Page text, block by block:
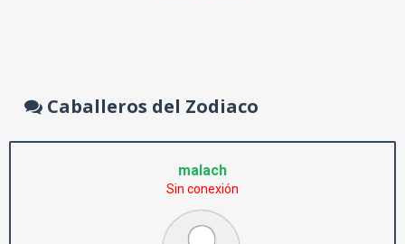
Caballeros del Zodiaco
malach
Sin conexión